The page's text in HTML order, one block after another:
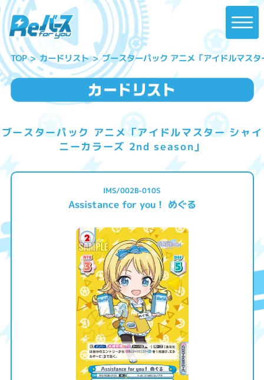
TOP カードリスト ブースターパック アニメ「アイドルマス
ブースターパック アニメ「アイドルマスター シャイ
ニーカラーズ 2nd season」
IMS/002B-010S
Assistance for you！ めぐる